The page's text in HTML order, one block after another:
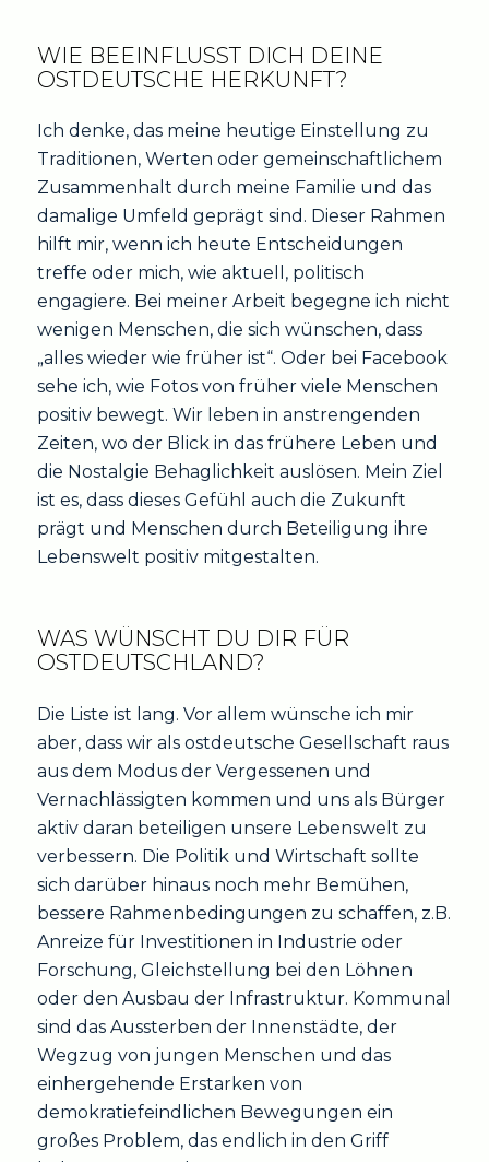
WIE BEEINFLUSST DICH DEINE
OSTDEUTSCHE HERKUNFT?
Ich denke, das meine heutige Einstellung zu
Traditionen, Werten oder gemeinschaftlichem
Zusammenhalt durch meine Familie und das
damalige Umfeld geprägt sind. Dieser Rahmen
hilft mir, wenn ich heute Entscheidungen
treffe oder mich, wie aktuell, politisch
engagiere. Bei meiner Arbeit begegne ich nicht
wenigen Menschen, die sich wünschen, dass
„alles wieder wie früher ist“. Oder bei Facebook
sehe ich, wie Fotos von früher viele Menschen
positiv bewegt. Wir leben in anstrengenden
Zeiten, wo der Blick in das frühere Leben und
die Nostalgie Behaglichkeit auslösen. Mein Ziel
ist es, dass dieses Gefühl auch die Zukunft
prägt und Menschen durch Beteiligung ihre
Lebenswelt positiv mitgestalten.
WAS WÜNSCHT DU DIR FÜR
OSTDEUTSCHLAND?
Die Liste ist lang. Vor allem wünsche ich mir
aber, dass wir als ostdeutsche Gesellschaft raus
aus dem Modus der Vergessenen und
Vernachlässigten kommen und uns als Bürger
aktiv daran beteiligen unsere Lebenswelt zu
verbessern. Die Politik und Wirtschaft sollte
sich darüber hinaus noch mehr Bemühen,
bessere Rahmenbedingungen zu schaffen, z.B.
Anreize für Investitionen in Industrie oder
Forschung, Gleichstellung bei den Löhnen
oder den Ausbau der Infrastruktur. Kommunal
sind das Aussterben der Innenstädte, der
Wegzug von jungen Menschen und das
einhergehende Erstarken von
demokratiefeindlichen Bewegungen ein
großes Problem, das endlich in den Griff